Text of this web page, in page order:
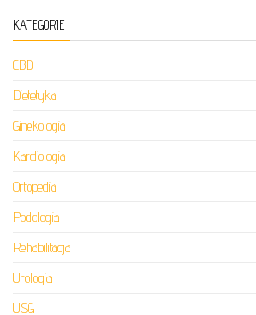
KATEGORIE
CBD
Dietetyka
Ginekologia
Kardiologia
Ortopedia
Podologia
Rehabilitacja
Urologia
USG